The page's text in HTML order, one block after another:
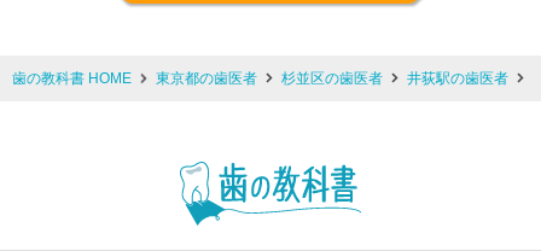
歯の教科書 HOME 東京都の歯医者 杉並区の歯医者 井荻駅の歯医者